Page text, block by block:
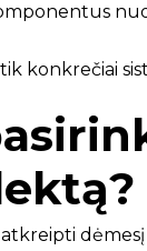
konkrečiai
dėmesį